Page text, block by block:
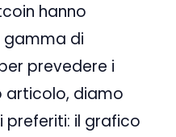
hanno
gamma di
prevedere i
articolo, diamo
preferiti: il grafico